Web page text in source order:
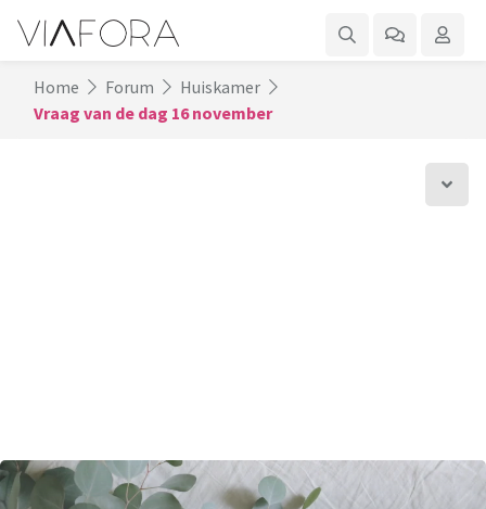
Home Forum
Huiskamer
Vraag van de dag 16 november